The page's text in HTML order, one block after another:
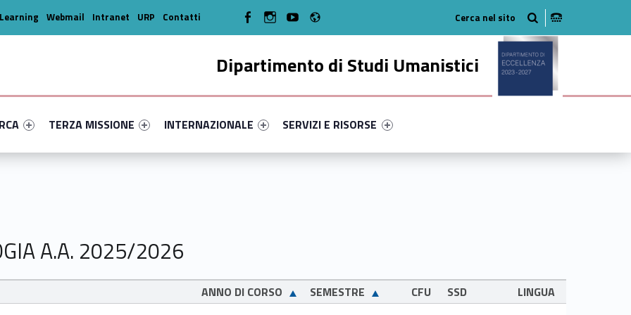
Dipartimento di Studi Umanistici
primary-26441-14
#link-menu-primary-53085-35
Link identifier #link-menu-primary-2217-45
TERZA MISSIONE
Link identifier #link-menu-primary-75135-49
INTERNAZIONALE
Link identifier #link-menu-primary-28182-56
SERVIZI E RISORSE
Webmail Intranet URP Contatti WebMan on FacebookWebMan on Instagram
WebMan on Youtube
A.A. 2025/2026
ANNO DI CORSO SEMESTRE CFU SSD LINGUA